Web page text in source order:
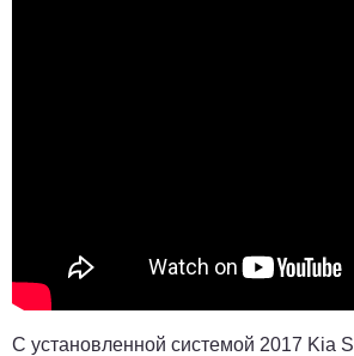
С установленной системой 2017 Kia